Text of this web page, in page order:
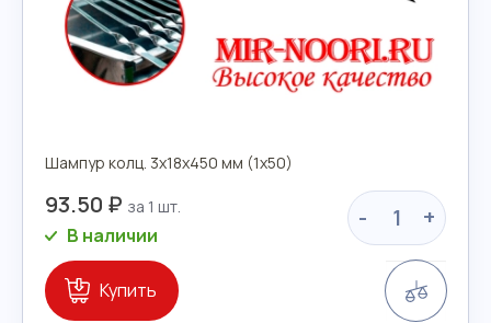
Шампур колц. 3х18х450 мм (1х50)
93.50 ₽ - +
В наличии
Купить